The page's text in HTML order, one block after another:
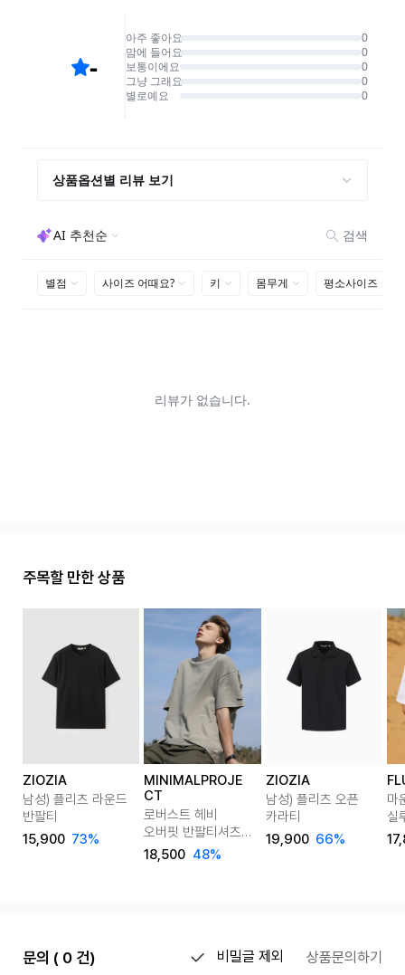
주목할 만한 상품
ZIOZIA
남성) 플리츠 라운드
반팔티
15,900 73%
MINIMALPROJE
CT
로버스트 헤비
오버핏 반팔티셔츠
MST127 8color
18,500 48%
ZIOZIA
남성) 플리츠 오픈
카라티
19,900 66%
마
실
문의 ( 0 건) 비밀글 제외 상품문의하기